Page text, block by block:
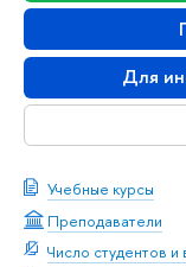
Для
Учебные курсы
Преподаватели
Число студентов и